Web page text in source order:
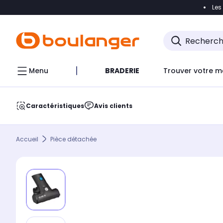
Accéder
Menu BRADERIE Trouver votre
Caractéristiques Avis clients
Accueil Pièce détachée